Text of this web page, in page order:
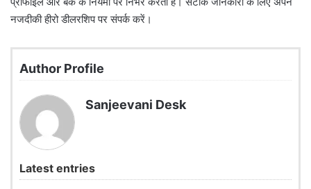
नजदीकी हीरो डीलरशिप पर संपर्क करें।
Author Profile
Sanjeevani Desk
Latest entries